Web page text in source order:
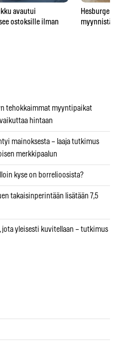
avautui
ostoksille ilman
myynnistä
tehokkaimmat myyntipaikat
hintaan
mainoksesta – laaja tutkimus
merkkipaalun
kyse on borrelioosista?
takaisinperintään lisätään 7,5
jota yleisesti kuvitellaan – tutkimus